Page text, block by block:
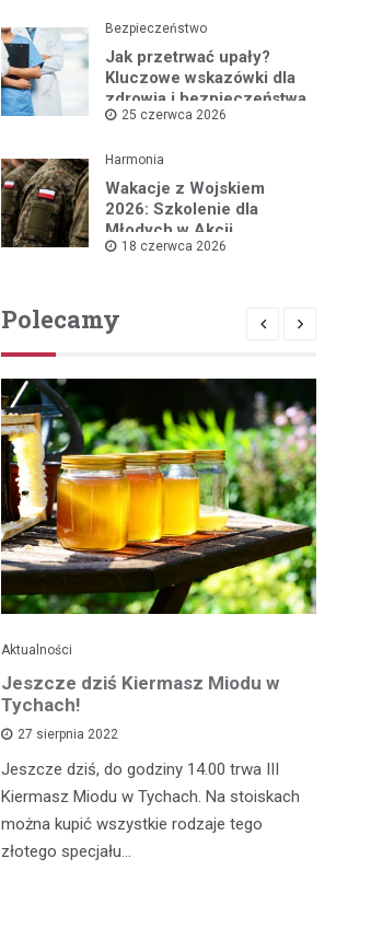
Bezpieczeństwo
Jak przetrwać upały?
Kluczowe wskazówki dla
zdrowia i bezpieczeństwa
25 czerwca 2026
Harmonia
Wakacje z Wojskiem
2026: Szkolenie dla
Młodych w Akcji
18 czerwca 2026
Polecamy
Aktualności
Jeszcze dziś Kiermasz Miodu w
Tychach!
27 sierpnia 2022
Jeszcze dziś, do godziny 14.00 trwa III
Kiermasz Miodu w Tychach. Na stoiskach
można kupić wszystkie rodzaje tego
złotego specjału…